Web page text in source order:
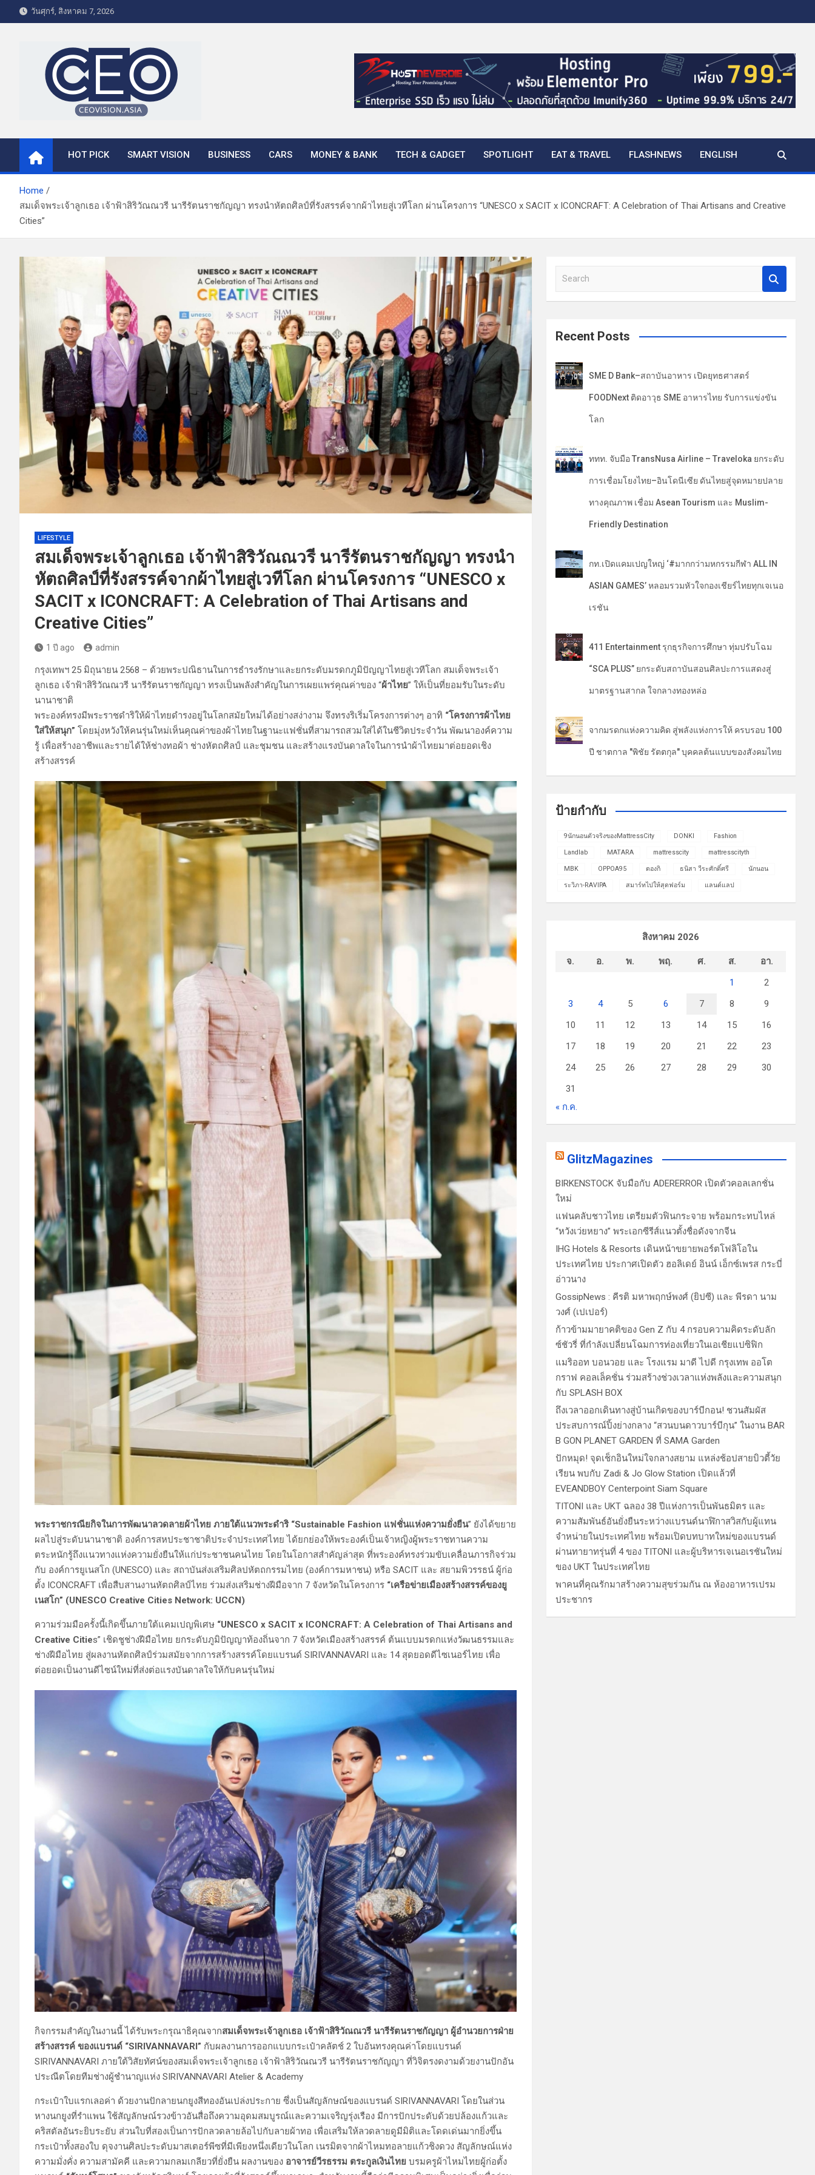
k
n
วันศุกร์, สิงหาคม 7, 2026
CEO VISION.ASIA
HOT PICK SMART VISION BUSINESS CARS MONEY & BANK TECH & GADGET SPOTLIGHT EAT & TRAVEL FLASHNEWS ENGLISH
Home
สมเด็จพระเจ้าลูกเธอ เจ้าฟ้าสิริวัณณวรี นารีรัตนราชกัญญา ทรงนำหัตถศิลป์ที่รังสรรค์จากผ้าไทยสู่เวทีโลก ผ่านโครงการ “UNESCO x SACIT x ICONCRAFT: A Celebration of Thai Artisans and Creative
Cities”
LIFESTYLE
สมเด็จพระเจ้าลูกเธอ เจ้าฟ้าสิริวัณณวรี นารีรัตนราชกัญญา ทรงนำ
หัตถศิลป์ที่รังสรรค์จากผ้าไทยสู่เวทีโลก ผ่านโครงการ “UNESCO x
SACIT x ICONCRAFT: A Celebration of Thai Artisans and
Creative Cities”
1 ปี ago admin
กรุงเทพฯ 25 มิถุนายน 2568 – ด้วยพระปณิธานในการธำรงรักษาและยกระดับมรดกภูมิปัญญาไทยสู่เวทีโลก สมเด็จพระเจ้า
ลูกเธอ เจ้าฟ้าสิริวัณณวรี นารีรัตนราชกัญญา ทรงเป็นพลังสำคัญในการเผยแพร่คุณค่าของ “ผ้าไทย” ให้เป็นที่ยอมรับในระดับ
นานาชาติ
พระองค์ทรงมีพระราชดำริให้ผ้าไทยดำรงอยู่ในโลกสมัยใหม่ได้อย่างสง่างาม จึงทรงริเริ่มโครงการต่างๆ อาทิ “โครงการผ้าไทย
ใส่ให้สนุก” โดยมุ่งหวังให้คนรุ่นใหม่เห็นคุณค่าของผ้าไทยในฐานะแฟชั่นที่สามารถสวมใส่ได้ในชีวิตประจำวัน พัฒนาองค์ความ
รู้ เพื่อสร้างอาชีพและรายได้ให้ช่างทอผ้า ช่างหัตถศิลป์ และชุมชน และสร้างแรงบันดาลใจในการนำผ้าไทยมาต่อยอดเชิง
สร้างสรรค์
พระราชกรณียกิจในการพัฒนาลวดลายผ้าไทย ภายใต้แนวพระดำริ “Sustainable Fashion แฟชั่นแห่งความยั่งยืน” ยังได้ขยาย
ผลไปสู่ระดับนานาชาติ องค์การสหประชาชาติประจำประเทศไทย ได้ยกย่องให้พระองค์เป็นเจ้าหญิงผู้พระราชทานความ
ตระหนักรู้ถึงแนวทางแห่งความยั่งยืนให้แก่ประชาชนคนไทย โดยในโอกาสสำคัญล่าสุด ที่พระองค์ทรงร่วมขับเคลื่อนภารกิจร่วม
กับ องค์การยูเนสโก (UNESCO) และ สถาบันส่งเสริมศิลปหัตถกรรมไทย (องค์การมหาชน) หรือ SACIT และ สยามพิวรรธน์ ผู้ก่อ
ตั้ง ICONCRAFT เพื่อสืบสานงานหัตถศิลป์ไทย ร่วมส่งเสริมช่างฝีมือจาก 7 จังหวัดในโครงการ “เครือข่ายเมืองสร้างสรรค์ของยู
เนสโก” (UNESCO Creative Cities Network: UCCN)
ความร่วมมือครั้งนี้เกิดขึ้นภายใต้แคมเปญพิเศษ “UNESCO x SACIT x ICONCRAFT: A Celebration of Thai Artisans and
Creative Cities” เชิดชูช่างฝีมือไทย ยกระดับภูมิปัญญาท้องถิ่นจาก 7 จังหวัดเมืองสร้างสรรค์ ต้นแบบมรดกแห่งวัฒนธรรมและ
ช่างฝีมือไทย สู่ผลงานหัตถศิลป์ร่วมสมัยจากการสร้างสรรค์โดยแบรนด์ SIRIVANNAVARI และ 14 สุดยอดดีไซเนอร์ไทย เพื่อ
ต่อยอดเป็นงานดีไซน์ใหม่ที่ส่งต่อแรงบันดาลใจให้กับคนรุ่นใหม่
กิจกรรมสำคัญในงานนี้ ได้รับพระกรุณาธิคุณจากสมเด็จพระเจ้าลูกเธอ เจ้าฟ้าสิริวัณณวรี นารีรัตนราชกัญญา ผู้อำนวยการฝ่าย
สร้างสรรค์ ของแบรนด์ “SIRIVANNAVARI” กับผลงานการออกแบบกระเป๋าคลัตช์ 2 ใบอันทรงคุณค่าโดยแบรนด์
SIRIVANNAVARI ภายใต้วิสัยทัศน์ของสมเด็จพระเจ้าลูกเธอ เจ้าฟ้าสิริวัณณวรี นารีรัตนราชกัญญา ที่วิจิตรงดงามด้วยงานปักอัน
ประณีตโดยทีมช่างผู้ชำนาญแห่ง SIRIVANNAVARI Atelier & Academy
กระเป๋าใบแรกเลอค่า ด้วยงานปักลายนกยูงสีทองอันเปล่งประกาย ซึ่งเป็นสัญลักษณ์ของแบรนด์ SIRIVANNAVARI โดยในส่วน
หางนกยูงที่รำแพน ใช้สัญลักษณ์รวงข้าวอันสื่อถึงความอุดมสมบูรณ์และความเจริญรุ่งเรือง มีการปักประดับด้วยปล้องแก้วและ
คริสตัลอันระยิบระยับ ส่วนใบที่สองเป็นการปักลวดลายล้อไปกับลายผ้าทอ เพื่อเสริมให้ลวดลายดูมีมิติและโดดเด่นมากยิ่งขึ้น
กระเป๋าทั้งสองใบ ดุจงานศิลปะระดับมาสเตอร์พีซที่มีเพียงหนึ่งเดียวในโลก เนรมิตจากผ้าไหมทอลายแก้วชิงดวง สัญลักษณ์แห่ง
ความมั่งคั่ง ความสามัคคี และความกลมเกลียวที่ยั่งยืน ผลงานของ อาจารย์วีรธรรม ตระกูลเงินไทย บรมครูผ้าไหมไทยผู้ก่อตั้ง
a
c
Recent Posts
SME D Bank–สถาบันอาหาร เปิดยุทธศาสตร์
FOODNext ติดอาวุธ SME อาหารไทย รับการแข่งขัน
โลก
ททท. จับมือ TransNusa Airline – Traveloka ยกระดับ
การเชื่อมโยงไทย–อินโดนีเซีย ดันไทยสู่จุดหมายปลาย
ทางคุณภาพ เชื่อม Asean Tourism และ Muslim-
Friendly Destination
กท.เปิดแคมเปญใหญ่ ‘#มากกว่ามหกรรมกีฬา ALL IN
ASIAN GAMES’ หลอมรวมหัวใจกองเชียร์ไทยทุกเจเนอ
เรชัน
411 Entertainment รุกธุรกิจการศึกษา ทุ่มปรับโฉม
“SCA PLUS” ยกระดับสถาบันสอนศิลปะการแสดงสู่
มาตรฐานสากล ใจกลางทองหล่อ
จากมรดกแห่งความคิด สู่พลังแห่งการให้ ครบรอบ 100
ปี ชาตกาล "พิชัย รัตตกุล" บุคคลต้นแบบของสังคมไทย
ป้ายกำกับ
9นักนอนตัวจริงของMattressCity DONKI Fashion
Landlab MATARA mattresscity mattresscityth
MBK OPPOA95 ดองกิ ธนิสา วีระศักดิ์ศรี นักนอน
ระวิภา-RAVIPA สมาร์ทไปให้สุดฟอร์ม แลนด์แลป
สิงหาคม 2026
จ. อ. พ. พฤ. ศ. ส.
อา.
1
2
3
4 5 6 7 8
9
10
11 12 13 14 15
16
17
18 19 20 21 22
23
24
25 26 27 28 29
30
31
« ก.ค.
GlitzMagazines
BIRKENSTOCK จับมือกับ ADERERROR เปิดตัวคอลเลกชั่น
ใหม่
แฟนคลับชาวไทย เตรียมตัวฟินกระจาย พร้อมกระทบไหล่
“หวังเว่ยหยาง” พระเอกซีรีส์แนวตั้งชื่อดังจากจีน
IHG Hotels & Resorts เดินหน้าขยายพอร์ตโฟลิโอใน
ประเทศไทย ประกาศเปิดตัว ฮอลิเดย์ อินน์ เอ็กซ์เพรส กระบี่
อ่าวนาง
GossipNews : คีรติ มหาพฤกษ์พงศ์ (ยิปซี) และ พีรดา นาม
วงศ์ (เปเปอร์)
ก้าวข้ามมายาคติของ Gen Z กับ 4 กรอบความคิดระดับลัก
ซ์ชัวรี่ ที่กำลังเปลี่ยนโฉมการท่องเที่ยวในเอเชียแปซิฟิก
แมริออท บอนวอย และ โรงแรม มาดี ไปดี กรุงเทพ ออโต
กราฟ คอลเล็คชั่น ร่วมสร้างช่วงเวลาแห่งพลังและความสนุก
กับ SPLASH BOX
ถึงเวลาออกเดินทางสู่บ้านเกิดของบาร์บีกอน! ชวนสัมผัส
ประสบการณ์ปิ้งย่างกลาง “สวนบนดาวบาร์บีกุน” ในงาน BAR
B GON PLANET GARDEN ที่ SAMA Garden
ปักหมุด! จุดเช็กอินใหม่ใจกลางสยาม แหล่งช้อปสายบิวตี้วัย
เรียน พบกับ Zadi & Jo Glow Station เปิดแล้วที่
EVEANDBOY Centerpoint Siam Square
TITONI และ UKT ฉลอง 38 ปีแห่งการเป็นพันธมิตร และ
ความสัมพันธ์อันยั่งยืนระหว่างแบรนด์นาฬิกาสวิสกับผู้แทน
จำหน่ายในประเทศไทย พร้อมเปิดบทบาทใหม่ของแบรนด์
ผ่านทายาทรุ่นที่ 4 ของ TITONI และผู้บริหารเจเนอเรชันใหม่
ของ UKT ในประเทศไทย
พาคนที่คุณรักมาสร้างความสุขร่วมกัน ณ ห้องอาหารเปรม
ประชากร